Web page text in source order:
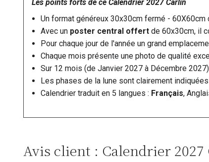
Les points forts de ce Calendrier 2027Carlin
Un format généreux 30x30cm fermé - 60X60cm
Avec un poster central offertde 60x30cm, il
Pour chaque jour de l'année un grand
Chaque mois présente une photo de qualité
Sur 12 mois (de Janvier 2027 à Décembre 2027)
Les phases de la lune sont clairement
Calendrier traduit en 5 langues : Français,
Avis client : Calendrier